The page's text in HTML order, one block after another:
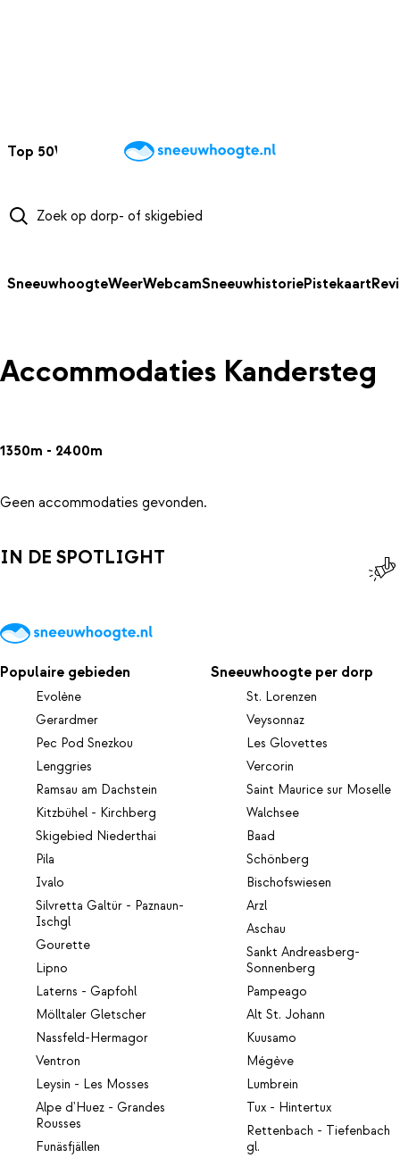
Top 50Webcams WintersportweerKaarten
SneeuwhoogteWeerWebcamSneeuwhistoriePistekaart
Accommodaties Kandersteg
1350m - 2400m
Geen accommodaties gevonden.
IN DE SPOTLIGHT
Populaire gebieden
Evolène
Gerardmer
Pec Pod Snezkou
Lenggries
Ramsau am Dachstein
Kitzbühel - Kirchberg
Skigebied Niederthai
Pila
Ivalo
Silvretta Galtür - Paznaun-
Ischgl
Gourette
Lipno
Laterns - Gapfohl
Mölltaler Gletscher
Nassfeld-Hermagor
Ventron
Leysin - Les Mosses
Alpe d'Huez - Grandes
Rousses
Funäsfjällen
Sneeuwhoogte per dorp
St. Lorenzen
Veysonnaz
Les Glovettes
Vercorin
Saint Maurice sur Moselle
Walchsee
Baad
Schönberg
Bischofswiesen
Arzl
Aschau
Sankt Andreasberg-
Sonnenberg
Pampeago
Alt St. Johann
Kuusamo
Mégève
Lumbrein
Tux - Hintertux
Rettenbach - Tiefenbach
gl.